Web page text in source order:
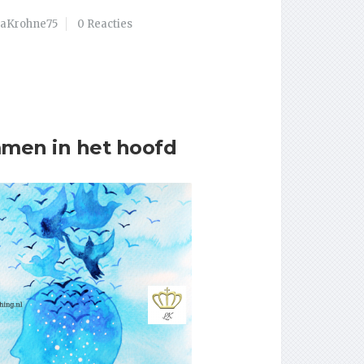
0 Reacties
in het hoofd